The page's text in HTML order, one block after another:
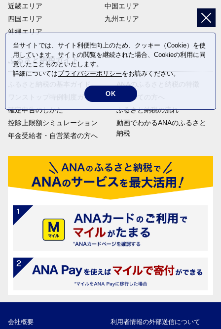
近畿エリア
四国エリア
沖縄エリア
中国エリア
九州エリア
ふるさと納税ガイド
ふるさと納税の基本ガイド
ワンストップ特例制度ガイド
確定申告のしかた
控除上限額シミュレーション
年金受給者・自営業者の方へ
ANAのふるさと納税の特徴
はじめての方へ
ふるさと納税の流れ
動画でわかるANAのふるさと
納税
会社概要 利用者情報の外部送信について
当サイトでは、サイト利便性向上のため、クッキー（Cookie）を使
用しています。サイトの閲覧を継続された場合、Cookieの利用に同
意したことものといたします。
詳細についてはプライバシーポリシーをお読みください。
OK